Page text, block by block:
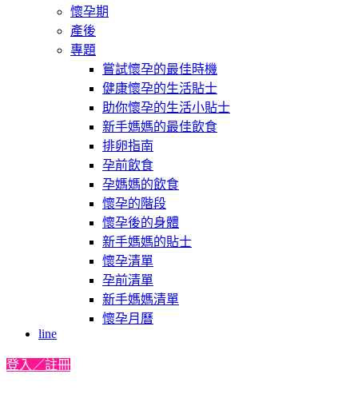
懷孕期
產後
專題
嘗試懷孕的最佳時機
健康懷孕的生活貼士
助你懷孕的生活小貼士
新手媽媽的最佳飲食
排卵指南
孕前飲食
孕媽媽的飲食
懷孕的階段
懷孕後的身體
新手媽媽的貼士
懷孕清單
孕前清單
新手媽媽清單
懷孕月曆
line
登入／註冊